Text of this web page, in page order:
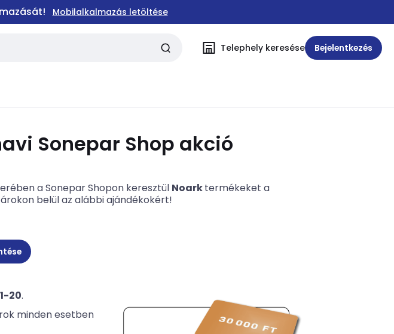
Mobilalkalmazás letöltése
Telephely keresése Bejelentkezés
Sonepar Shop akció
a Sonepar Shopon keresztül Noarktermékeket a
belül az alábbi ajándékokért!
20.
minden esetben